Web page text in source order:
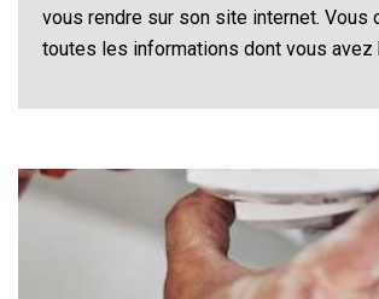
vous rendre sur son site internet. Vous
toutes les informations dont vous avez